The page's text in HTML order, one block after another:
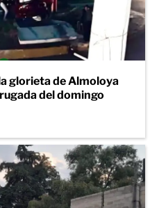
glorieta de Almoloya
del domingo